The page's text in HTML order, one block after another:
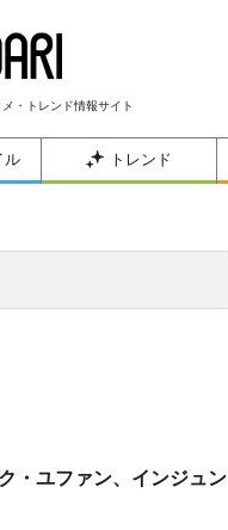
・トレンド情報サイト
ル トレンド
・ユファン、インジュン